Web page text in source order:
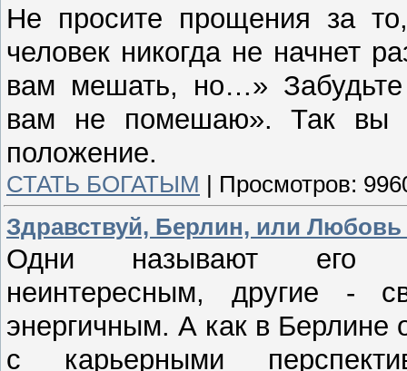
Не просите прощения за
человек никогда не начнет
вам мешать, но…» Забудьте
вам не помешаю». Так вы
положение.
СТАТЬ БОГАТЫМ Просмотров:
Здравствуй, Берлин, или Любовь
Одни называют
неинтересным, другие -
энергичным. А как в Берлине
с карьерными